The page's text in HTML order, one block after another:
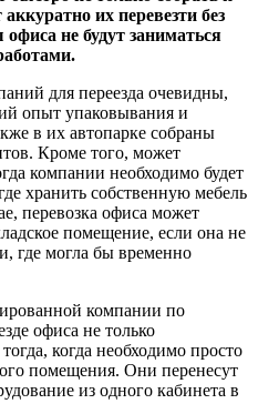
их перевезти без
не будут заниматься
для переезда очевидны,
опыт упаковывания и
в их автопарке собраны
Кроме того, может
компании необходимо будет
хранить собственную мебель
перевозка офиса может
помещение, если она не
где могла бы временно
компании по
офиса не только
когда необходимо просто
помещения. Они перенесут
из одного кабинета в